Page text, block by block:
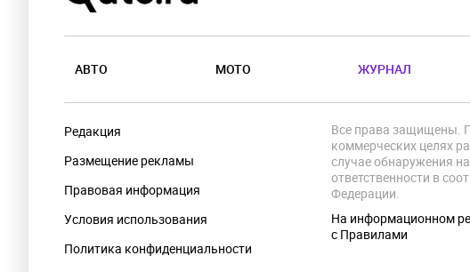
АВТО МОТО ЖУРНАЛ
Редакция
Размещение рекламы
Правовая информация
Условия использования
Политика конфиденциальности
Все права защищены.
коммерческих целях
случае обнаружения
ответственности в
Федерации.
На информационном
с Правилами